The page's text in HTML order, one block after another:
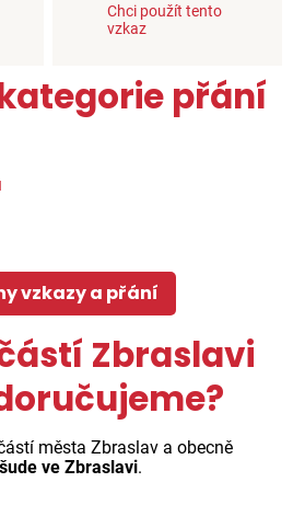
Chci použít tento
vzkaz
přání
vzkazy a přání
Zbraslavi
města Zbraslav a obecně
ve Zbraslavi.